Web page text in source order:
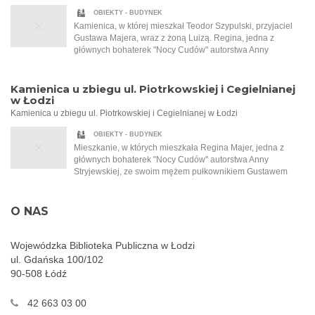
talerz dla strudzonego wędrowca zaprasza ją do środka.
Kobieta siada do zastawionego stołu i zaczyna snuć
niezwykle barwną opowieść, odkrywając kawałek po
kawałku przejmującą historię wielkiej miłości, której
eleganckich salonów bogatych mieszczan. Opowiada o
walce o przetrwanie. Jedyna taka noc w roku, która sprawia,
że wszystko staje się możliwe…
OBIEKTY - BUDYNEK
Kamienica, w której mieszkał Teodor Szypulski, przyjaciel
Gustawa Majera, wraz z żoną Luizą. Regina, jedna z
głównych bohaterek "Nocy Cudów" autorstwa Anny
pierwszy słyszy o Tadeuszu Samborskim, malarzu, który
namalował dla Szypulskich kobiecy akt.
Kamienica u zbiegu ul. Piotrkowskiej i Cegielnianej
w Łodzi
Kamienica u zbiegu ul. Piotrkowskiej i Cegielnianej w Łodzi
OBIEKTY - BUDYNEK
Mieszkanie, w których mieszkała Regina Majer, jedna z
głównych bohaterek "Nocy Cudów" autorstwa Anny
Stryjewskiej, ze swoim mężem pułkownikiem Gustawem
O NAS
Wojewódzka Biblioteka Publiczna w Łodzi
ul. Gdańska 100/102
90-508 Łódź
42 663 03 00